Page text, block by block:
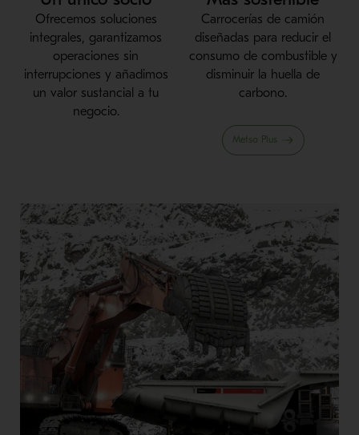
Ofrecemos soluciones
integrales, garantizamos
operaciones sin
interrupciones y añadimos
un valor sustancial a tu
negocio.
Carrocerías de camión
diseñadas para reducir el
consumo de combustible y
disminuir la huella de
carbono.
Metso Plus